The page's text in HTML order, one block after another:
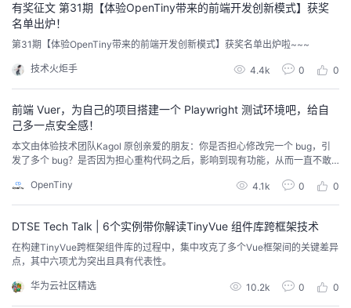
有奖征文 第31期【体验OpenTiny带来的前端开发创新模式】获奖
名单出炉！
第31期【体验OpenTiny带来的前端开发创新模式】获奖名单出炉啦~~~
技术火炬手 4.4k 0 0
前端 Vuer，为自己的项目搭建一个 Playwright 测试环境吧，给自
己多一点安全感！
本文由体验技术团队Kagol 原创亲爱的朋友：你是否担心修改完一个 bug，引
发了多个 bug？是否因为担心重构代码之后，影响到现有功能，从而一直不敢
影响到其他模块的功能，从而花大量时间反复进行手工测试，确保万无一失，
却依然在上线前，胆战心惊、如履薄冰？如果你有以上困扰，推荐大家使用一
款 E2E 测试神器：Pla...
OpenTiny 4.1k 0 0
DTSE Tech Talk | 6个实例带你解读TinyVue 组件库跨框架技术
在构建TinyVue跨框架组件库的过程中，集中攻克了多个Vue框架间的关键差异
点，其中六项尤为突出且具有代表性。
华为云社区精选 10.2k 0 0